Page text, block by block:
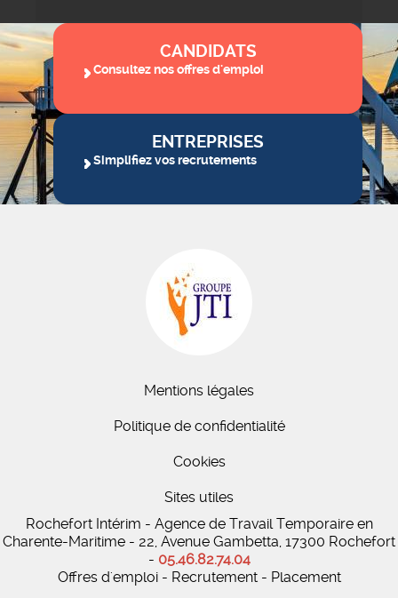
CANDIDATS
Consultez nos offres d'emploi
ENTREPRISES
Simplifiez vos recrutements
Mentions légales
Politique de confidentialité
Cookies
Sites utiles
Rochefort Intérim - Agence de Travail Temporaire en
Charente-Maritime - 22, Avenue Gambetta, 17300 Rochefort
- 05.46.82.74.04
Offres d'emploi - Recrutement - Placement